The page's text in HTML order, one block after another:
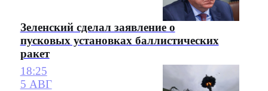
Зеленский сделал заявление о
пусковых установках баллистических
ракет
18:25
5 АВГ